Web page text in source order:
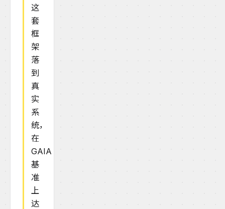
这
套
框
架
落
到
真
实
系
统，
在
GAIA
基
准
上
达